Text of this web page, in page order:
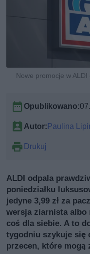
Nowe promocje w ALDI
Opublikowano:
Autor:Paulina
Drukuj
ALDI odpala
poniedziałku
jedyne 3,99 zł za
wersja ziarnista albo
coś dla siebie. A to
tygodniu szykuje się
przecen, które